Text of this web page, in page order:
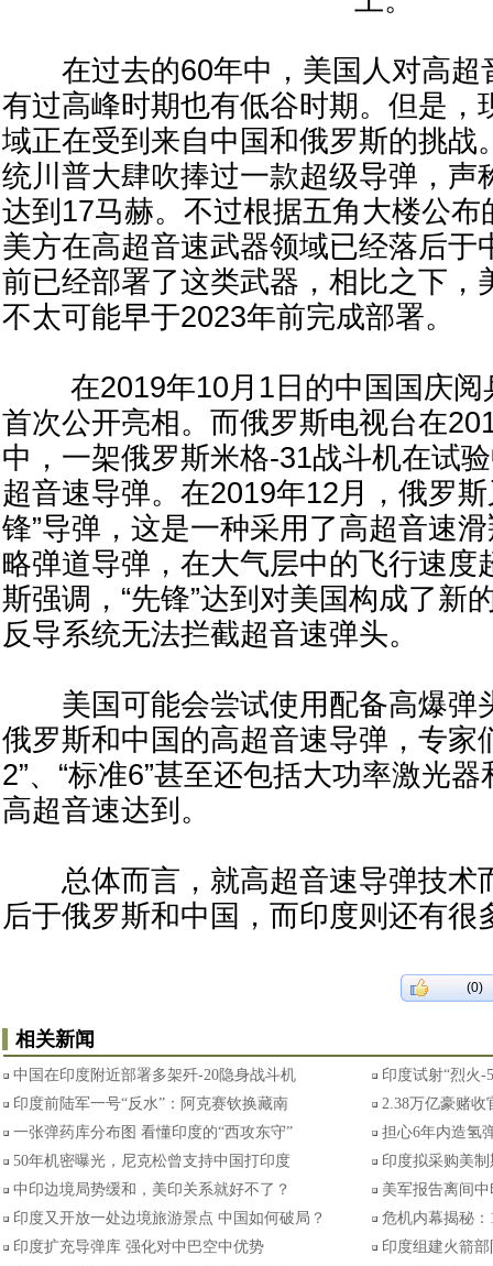
在过去的60年中，美国人对高超
有过高峰时期也有低谷时期。但是，
域正在受到来自中国和俄罗斯的挑战
统川普大肆吹捧过一款超级导弹，声
达到17马赫。不过根据五角大楼公布
美方在高超音速武器领域已经落后于
前已经部署了这类武器，相比之下，
不太可能早于2023年前完成部署。
在2019年10月1日的中国国庆阅
首次公开亮相。而俄罗斯电视台在
中，一架俄罗斯米格-31战斗机在试
超音速导弹。在2019年12月，俄罗
锋”导弹，这是一种采用了高超音速
略弹道导弹，在大气层中的飞行速度
斯强调，“先锋”达到对美国构成了新
反导系统无法拦截超音速弹头。
美国可能会尝试使用配备高爆弹
俄罗斯和中国的高超音速导弹，专家
2”、“标准6”甚至还包括大功率激光
高超音速达到。
总体而言，就高超音速导弹技术
后于俄罗斯和中国，而印度则还有很
(0)
相关新闻
中国在印度附近部署多架歼-20隐身战斗机
印度试射“烈火-
印度前陆军一号“反水”：阿克赛钦换藏南
2.38万亿豪赌收
一张弹药库分布图 看懂印度的“西攻东守”
担心6年内造氢
50年机密曝光，尼克松曾支持中国打印度
印度拟采购美
中印边境局势缓和，美印关系就好不了？
美军报告离间
印度又开放一处边境旅游景点 中国如何破局？
危机内幕揭秘
印度扩充导弹库 强化对中巴空中优势
印度组建火箭